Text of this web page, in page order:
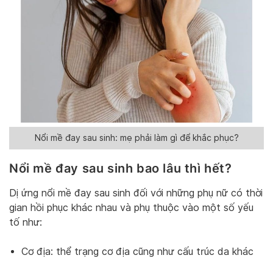
Nổi mề đay sau sinh: mẹ phải làm gì để khắc phục?
Nổi mề đay sau sinh bao lâu thì hết?
Dị ứng nổi mề đay sau sinh đối với những phụ nữ có thời
gian hồi phục khác nhau và phụ thuộc vào một số yếu
tố như:
Cơ địa: thể trạng cơ địa cũng như cấu trúc da khác